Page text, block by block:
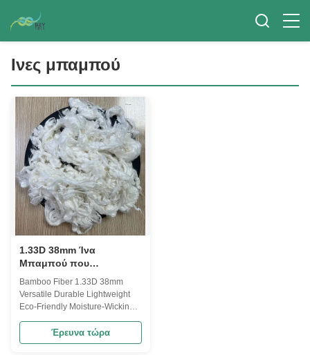
Ινες μπαμπού
1.33D 38mm Ίνα
Μπαμπού που
Απομακρύνει την
Υγρασία &
Αντιβακτηριακή
Bamboo Fiber 1.33D 38mm
Versatile Durable Lightweight
Eco-Friendly Moisture-Wicking
Biodegradable Product
Description Bamboo Viscose
Έρευνα τώρα